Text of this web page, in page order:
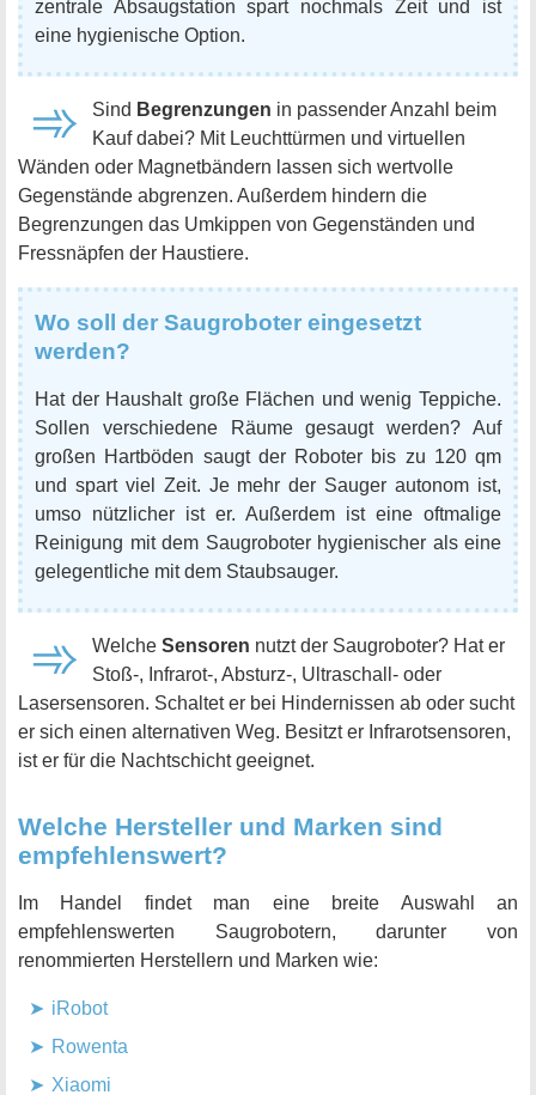
zentrale Absaugstation spart nochmals Zeit und ist
eine hygienische Option.
Sind Begrenzungen in passender Anzahl beim
Kauf dabei? Mit Leuchttürmen und virtuellen
Wänden oder Magnetbändern lassen sich wertvolle
Gegenstände abgrenzen. Außerdem hindern die
Begrenzungen das Umkippen von Gegenständen und
Fressnäpfen der Haustiere.
Wo soll der Saugroboter eingesetzt
werden?
Hat der Haushalt große Flächen und wenig Teppiche.
Sollen verschiedene Räume gesaugt werden? Auf
großen Hartböden saugt der Roboter bis zu 120 qm
und spart viel Zeit. Je mehr der Sauger autonom ist,
umso nützlicher ist er. Außerdem ist eine oftmalige
Reinigung mit dem Saugroboter hygienischer als eine
gelegentliche mit dem Staubsauger.
Welche Sensoren nutzt der Saugroboter? Hat er
Stoß-, Infrarot-, Absturz-, Ultraschall- oder
Lasersensoren. Schaltet er bei Hindernissen ab oder sucht
er sich einen alternativen Weg. Besitzt er Infrarotsensoren,
ist er für die Nachtschicht geeignet.
Welche Hersteller und Marken sind
empfehlenswert?
Im Handel findet man eine breite Auswahl an
empfehlenswerten Saugrobotern, darunter von
renommierten Herstellern und Marken wie:
iRobot
Rowenta
Xiaomi